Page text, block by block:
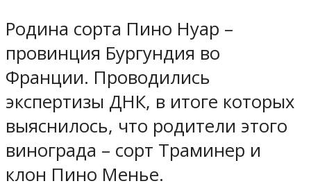
Родина сорта Пино Нуар –
провинция Бургундия во
Франции. Проводились
экспертизы ДНК, в итоге которых
выяснилось, что родители этого
винограда – сорт Траминер и
клон Пино Менье.